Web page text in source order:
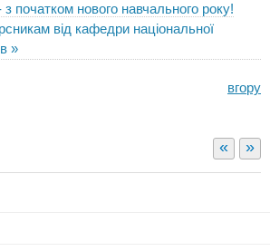
з початком нового навчального року!
від кафедри національної
»
вгору
« »